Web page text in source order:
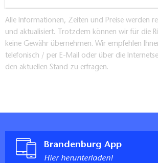
Alle Informationen, Zeiten und Preise werden
und aktualisiert. Trotzdem können wir für die
keine Gewähr übernehmen. Wir empfehlen
telefonisch / per E-Mail oder über die
den aktuellen Stand zu erfragen.
Brandenburg App
Hier herunterladen!